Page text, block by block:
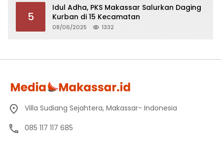
5
Idul Adha, PKS Makassar Salurkan Daging
Kurban di 15 Kecamatan
08/06/2025 1332
Villa Sudiang Sejahtera, Makassar- Indonesia
085 117 117 685